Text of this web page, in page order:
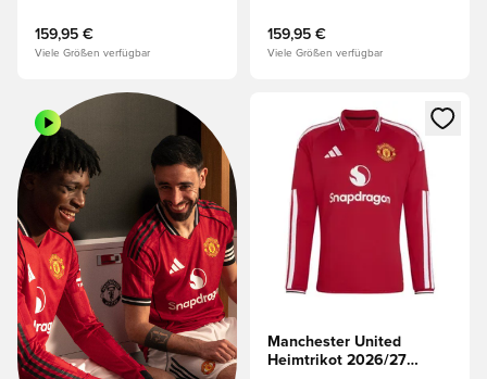
Oberteile
159,95 €
Viele Größen verfügbar
159,95 €
Viele Größen verfügbar
Öffnet ein neues Fenster
Manchester United
Heimtrikot 2026/27